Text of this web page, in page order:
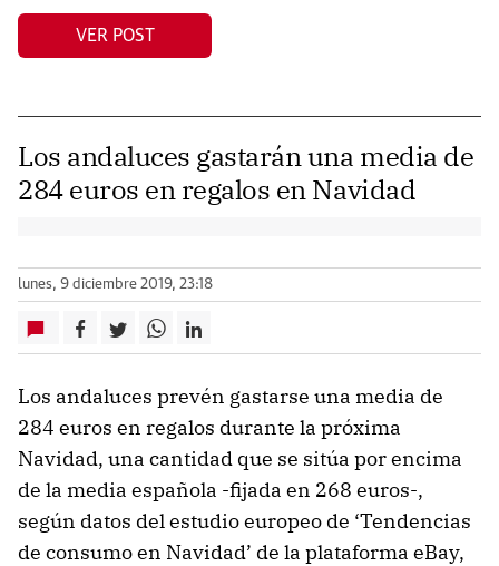
VER POST
Los andaluces gastarán una media de
284 euros en regalos en Navidad
lunes, 9 diciembre 2019, 23:18
Los andaluces prevén gastarse una media de
284 euros en regalos durante la próxima
Navidad, una cantidad que se sitúa por encima
de la media española -fijada en 268 euros-,
según datos del estudio europeo de ‘Tendencias
de consumo en Navidad’ de la plataforma eBay,